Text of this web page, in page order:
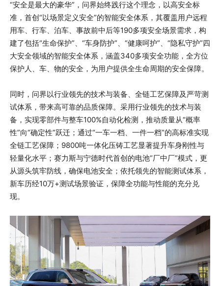
“安全是最大的豪华”，问界始终践行这个理念，以高安全标
准，首创“以场景定义安全”的智能安全体系，其覆盖用户远程
用车、行车、泊车、事故前中后等190多项安全场景需求，构
建了包括“生命保护”、“车身防护”、“健康呵护”、“隐私守护”四
大安全领域的智能安全体系，涵盖340多项安全功能，全方位
保护人、车、物的安全，为用户提供全生命周期的安全保障。
同时，问界以行业领先的技术与装备、全链工艺保障及严苛测
试体系，带来高可靠的品质保障。采用行业领先的技术与装
备，实现零部件与整车100%自动化检测，推动质量从“概率
性”向“确定性”跃迁；通过“一车一档、一件一档”的高标准实现
全链工艺保障；9800吨一体化压铸工艺显著提升车身刚性与
轻量化水平；赛力斯与宁德时代首创的电池“厂中厂”模式，更
从源头筑牢防线，确保电池安全；依托领先的智能测试体系，
新车历经10万+测试场景验证，保障全功能与性能的充分兑
现。